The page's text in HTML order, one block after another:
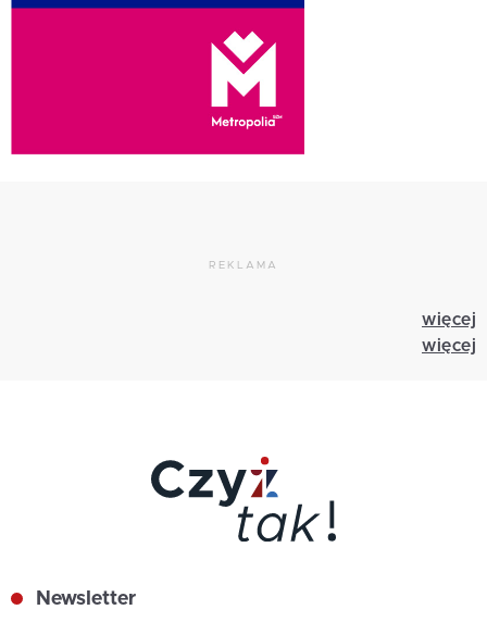
REKLAMA
więcej
więcej
Newsletter